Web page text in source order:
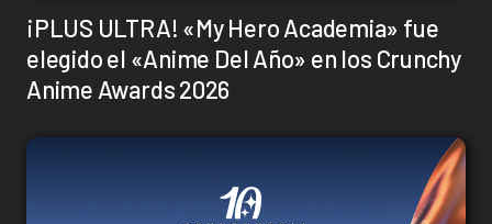
¡PLUS ULTRA! «My Hero Academia» fue
elegido el «Anime Del Año» en los Crunchy
Anime Awards 2026